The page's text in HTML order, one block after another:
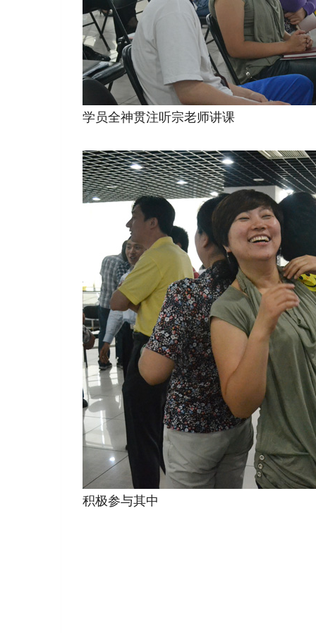
学员全神贯注听宗老师讲课
积极参与其中